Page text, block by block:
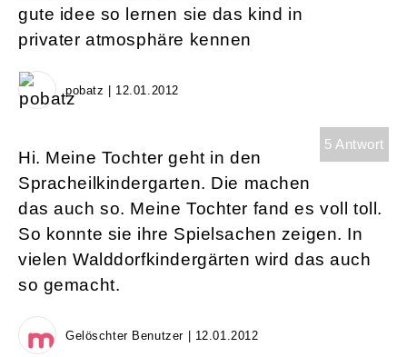
gute idee so lernen sie das kind in
privater atmosphäre kennen
pobatz | 12.01.2012
5 Antwort
Hi. Meine Tochter geht in den
Spracheilkindergarten. Die machen
das auch so. Meine Tochter fand es voll toll.
So konnte sie ihre Spielsachen zeigen. In
vielen Walddorfkindergärten wird das auch
so gemacht.
Gelöschter Benutzer | 12.01.2012